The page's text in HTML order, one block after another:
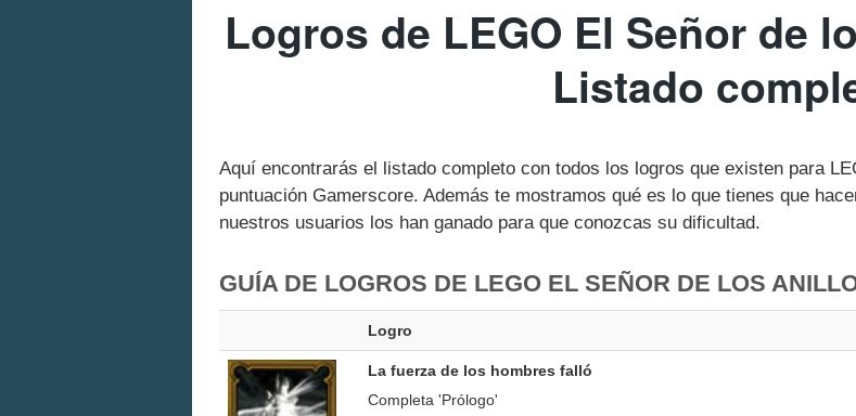
Logros de LEGO El Señor de
Listado
Aquí encontrarás el listado completo con todos los logros que existen para
puntuación Gamerscore. Además te mostramos qué es lo que tienes que
nuestros usuarios los han ganado para que conozcas su dificultad.
GUÍA DE LOGROS DE LEGO EL SEÑOR DE LOS
Logro
La fuerza de los hombres falló
Completa 'Prólogo'